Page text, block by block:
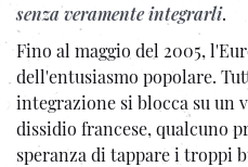
senza veramente integrarli.
Fino al maggio del 2005,
dell'entusiasmo popolare.
integrazione si blocca su un
dissidio francese, qualcuno
speranza di tappare i troppi